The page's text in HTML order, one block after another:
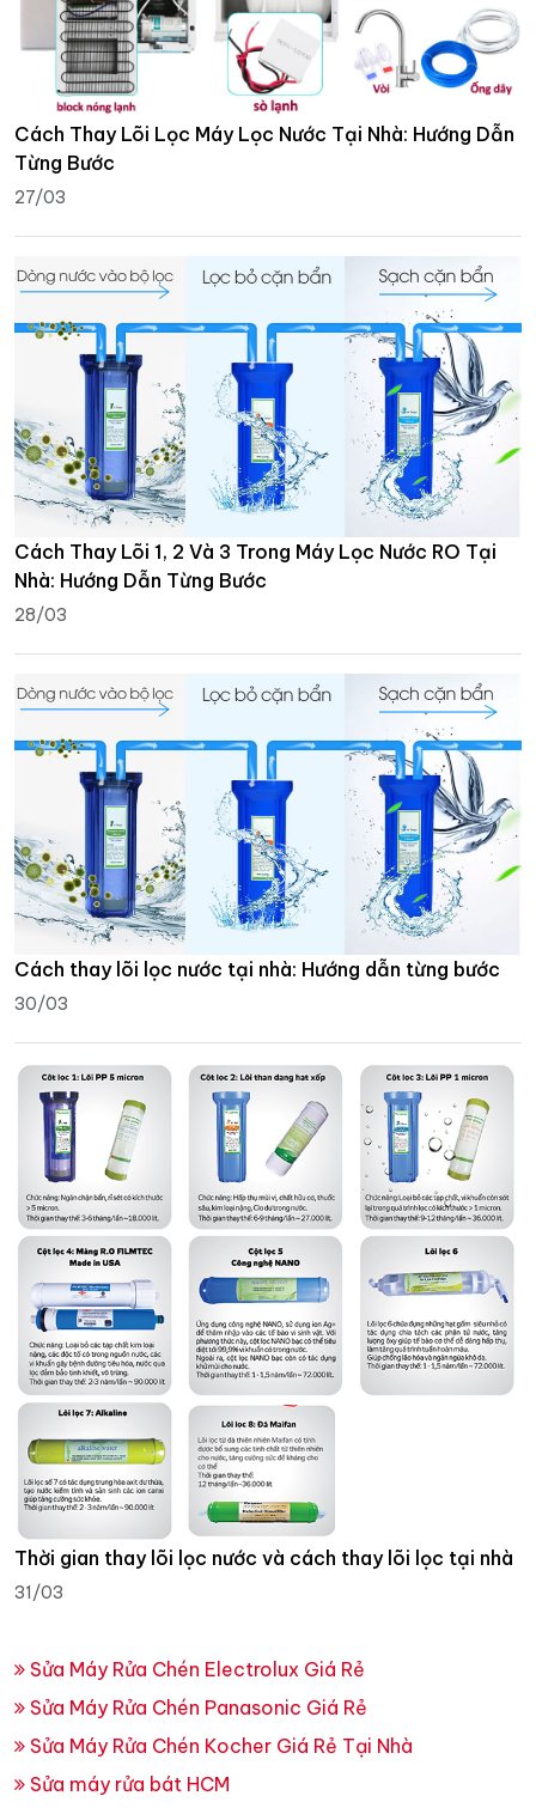
Cách Thay Lõi Lọc Máy Lọc Nước Tại Nhà: Hướng Dẫn
Từng Bước
27/03
Cách Thay Lõi 1, 2 Và 3 Trong Máy Lọc Nước RO Tại
Nhà: Hướng Dẫn Từng Bước
28/03
Cách thay lõi lọc nước tại nhà: Hướng dẫn từng bước
30/03
Thời gian thay lõi lọc nước và cách thay lõi lọc tại nhà
31/03
Sửa Máy Rửa Chén Electrolux Giá Rẻ
Sửa Máy Rửa Chén Panasonic Giá Rẻ
Sửa Máy Rửa Chén Kocher Giá Rẻ Tại Nhà
Sửa máy rửa bát HCM